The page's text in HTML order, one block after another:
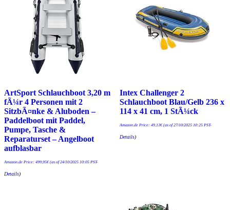
ArtSport Schlauchboot 3,20 m
fÃ¼r 4 Personen mit 2
SitzbÃ¤nke & Aluboden –
Paddelboot mit Paddel,
Pumpe, Tasche &
Reparaturset – Angelboot
aufblasbar
Amazon.de Price: 499,95€(as of 24/10/2025 10:05 PST-
Details)
Intex Challenger 2
Schlauchboot Blau/Gelb 236 x
114 x 41 cm, 1 StÃ¼ck
Amazon.de Price: 49,13€(as of 27/10/2025 10:25 PST-
Details)